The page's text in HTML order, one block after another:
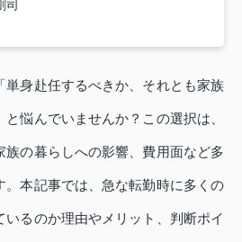
司
単身赴任するべきか、それとも家族
悩んでいませんか？この選択は、
族の暮らしへの影響、費用面など多
。本記事では、急な転勤時に多くの
るのか理由やメリット、判断ポイ